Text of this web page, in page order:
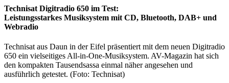
Technisat Digitradio 650 im Test:
Leistungsstarkes Musiksystem mit CD, Bluetooth, DAB+ und
Webradio
Technisat aus Daun in der Eifel präsentiert mit dem neuen Digitradio
650 ein vielseitiges All-in-One-Musiksystem. AV-Magazin hat sich
den kompakten Tausendsassa einmal näher angesehen und
ausführlich getestet. (Foto: Technisat)